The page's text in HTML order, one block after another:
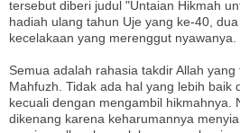
tersebut diberi judul "Untaian Hikmah
hadiah ulang tahun Uje yang ke-40,
kecelakaan yang merenggut nyawanya.
Semua adalah rahasia takdir Allah
Mahfuzh. Tidak ada hal yang lebih baik
kecuali dengan mengambil hikmahnya.
dikenang karena keharumannya